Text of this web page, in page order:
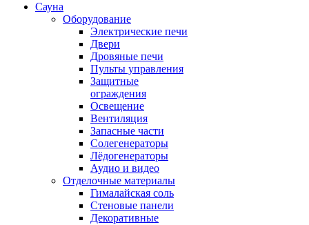
Сауна
Оборудование
Электрические печи
Двери
Дровяные печи
Пульты управления
Защитные
ограждения
Освещение
Вентиляция
Запасные части
Солегенераторы
Лёдогенераторы
Аудио и видео
Отделочные материалы
Гималайская соль
Стеновые панели
Декоративные